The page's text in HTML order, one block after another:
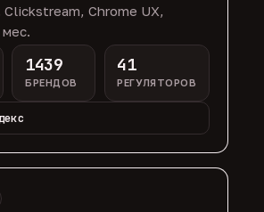
Clickstream, Chrome UX,
мес.
1439
БРЕНДОВ
41
РЕГУЛЯТОРОВ